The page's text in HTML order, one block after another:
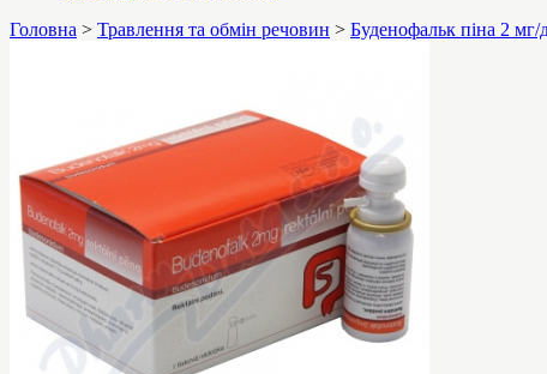
Головна > Травлення та обмін речовин > Буденофальк піна 2 мг/